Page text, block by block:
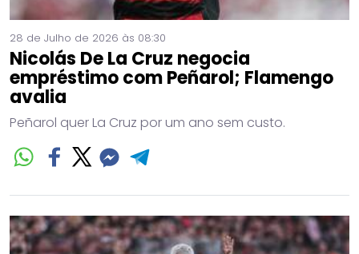
28 de Julho de 2026 às 08:30
Nicolás De La Cruz negocia
empréstimo com Peñarol; Flamengo
avalia
Peñarol quer La Cruz por um ano sem custo.